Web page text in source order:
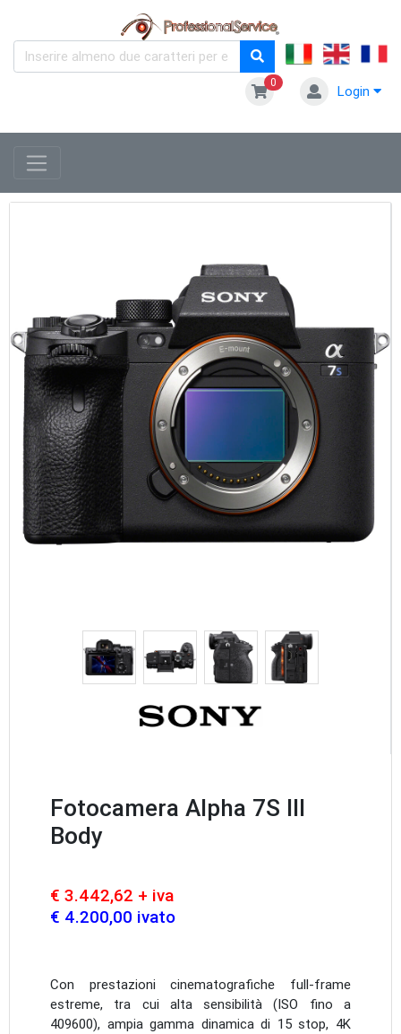
0
Login
Fotocamera Alpha 7S III
Body
€ 3.442,62 + iva
€ 4.200,00 ivato
Con prestazioni cinematografiche full-frame
estreme, tra cui alta sensibilità (ISO fino a
409600), ampia gamma dinamica di 15 stop, 4K